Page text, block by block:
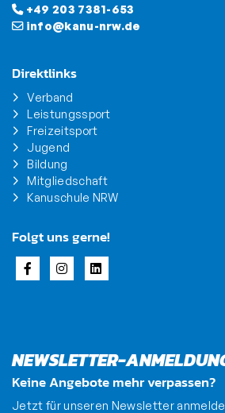
+49 203 7381-653
info@kanu-nrw.de
Direktlinks
Verband
Leistungssport
Freizeitsport
Jugend
Bildung
Mitgliedschaft
Kanuschule NRW
Folgt uns gerne!
NEWSLETTER-
Keine Angebote mehr verpassen?
Jetzt für unseren Newsletter